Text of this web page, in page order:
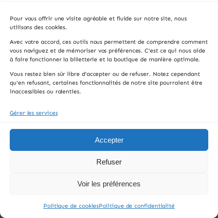
Pour vous offrir une visite agréable et fluide sur notre site, nous
utilisons des cookies.
Avec votre accord, ces outils nous permettent de comprendre comment
vous naviguez et de mémoriser vos préférences. C'est ce qui nous aide
à faire fonctionner la billetterie et la boutique de manière optimale.
Vous restez bien sûr libre d'accepter ou de refuser. Notez cependant
qu'en refusant, certaines fonctionnalités de notre site pourraient être
inaccessibles ou ralenties.
Gérer les services
Accepter
Refuser
Voir les préférences
Politique de cookiesPolitique de confidentialité
S'INSCRIRE
En vous inscrivant, vous acceptez de recevoir
notre newsletter. Vous pouvez vous désinscrire à